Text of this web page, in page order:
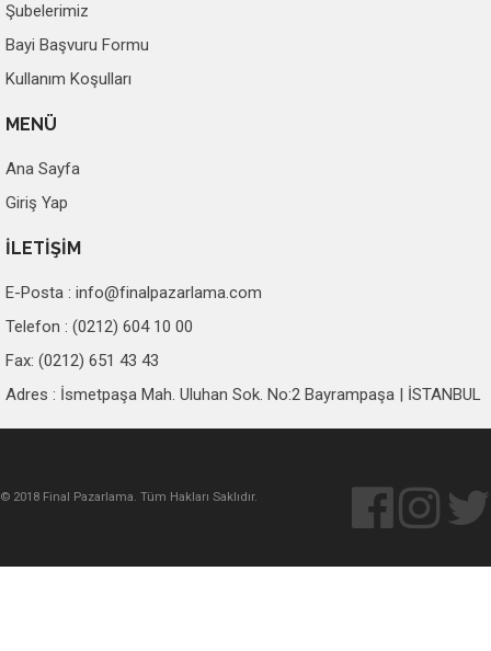
Şubelerimiz
Bayi Başvuru Formu
Kullanım Koşulları
MENÜ
Ana Sayfa
Giriş Yap
İLETİŞİM
E-Posta : info@finalpazarlama.com
Telefon : (0212) 604 10 00
Fax: (0212) 651 43 43
Adres : İsmetpaşa Mah. Uluhan Sok. No:2 Bayrampaşa | İSTANBUL
© 2018 Final Pazarlama. Tüm Hakları Saklıdır.